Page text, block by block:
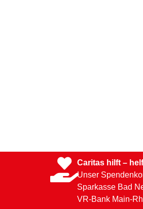
Caritas hilft –
Unser
Sparkasse Bad
VR-Bank Main-